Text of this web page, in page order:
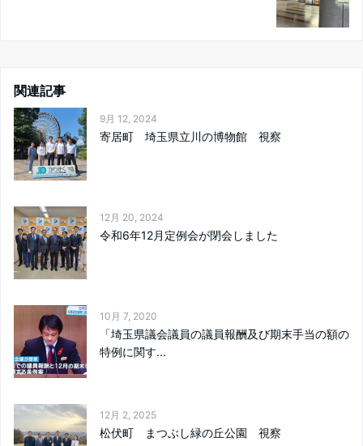
関連記事
9月 12, 2024
寄居町 埼玉県立川の博物館 視察
12月 20, 2024
令和6年12月定例会が閉会しました
10月 7, 2020
「埼玉県議会議員の議員報酬及び期末手当の額の
特例に関す...
12月 2, 2025
松伏町 まつぶし緑の丘公園 視察